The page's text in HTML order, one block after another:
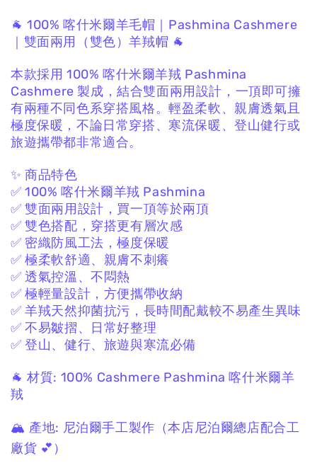
🐐 100% 喀什米爾羊毛帽｜Pashmina Cashmere
｜雙面兩用（雙色）羊羢帽 🐐
本款採用 100% 喀什米爾羊羢 Pashmina
Cashmere 製成，結合雙面兩用設計， 一頂即可擁
有兩種不同色系穿搭風格。輕盈柔軟、親膚透氣且
極度保暖， 不論日常穿搭、寒流保暖、登山健行或
旅遊攜帶都非常適合。
✨ 商品特色
✅ 100% 喀什米爾羊羢 Pashmina
✅ 雙面兩用設計，買一頂等於兩頂
✅ 雙色搭配，穿搭更有層次感
✅ 密織防風工法，極度保暖
✅ 極柔軟舒適、親膚不刺癢
✅ 透氣控溫、不悶熱
✅ 極輕量設計，方便攜帶收納
✅ 羊羢天然抑菌抗污，長時間配戴較不易產生異味
✅ 不易皺摺、日常好整理
✅ 登山、健行、旅遊與寒流必備
🐐 材質: 100% Cashmere Pashmina喀什米爾羊
羢
🏔 產地: 尼泊爾手工製作 （本店尼泊爾總店配合工
廠貨 💕）